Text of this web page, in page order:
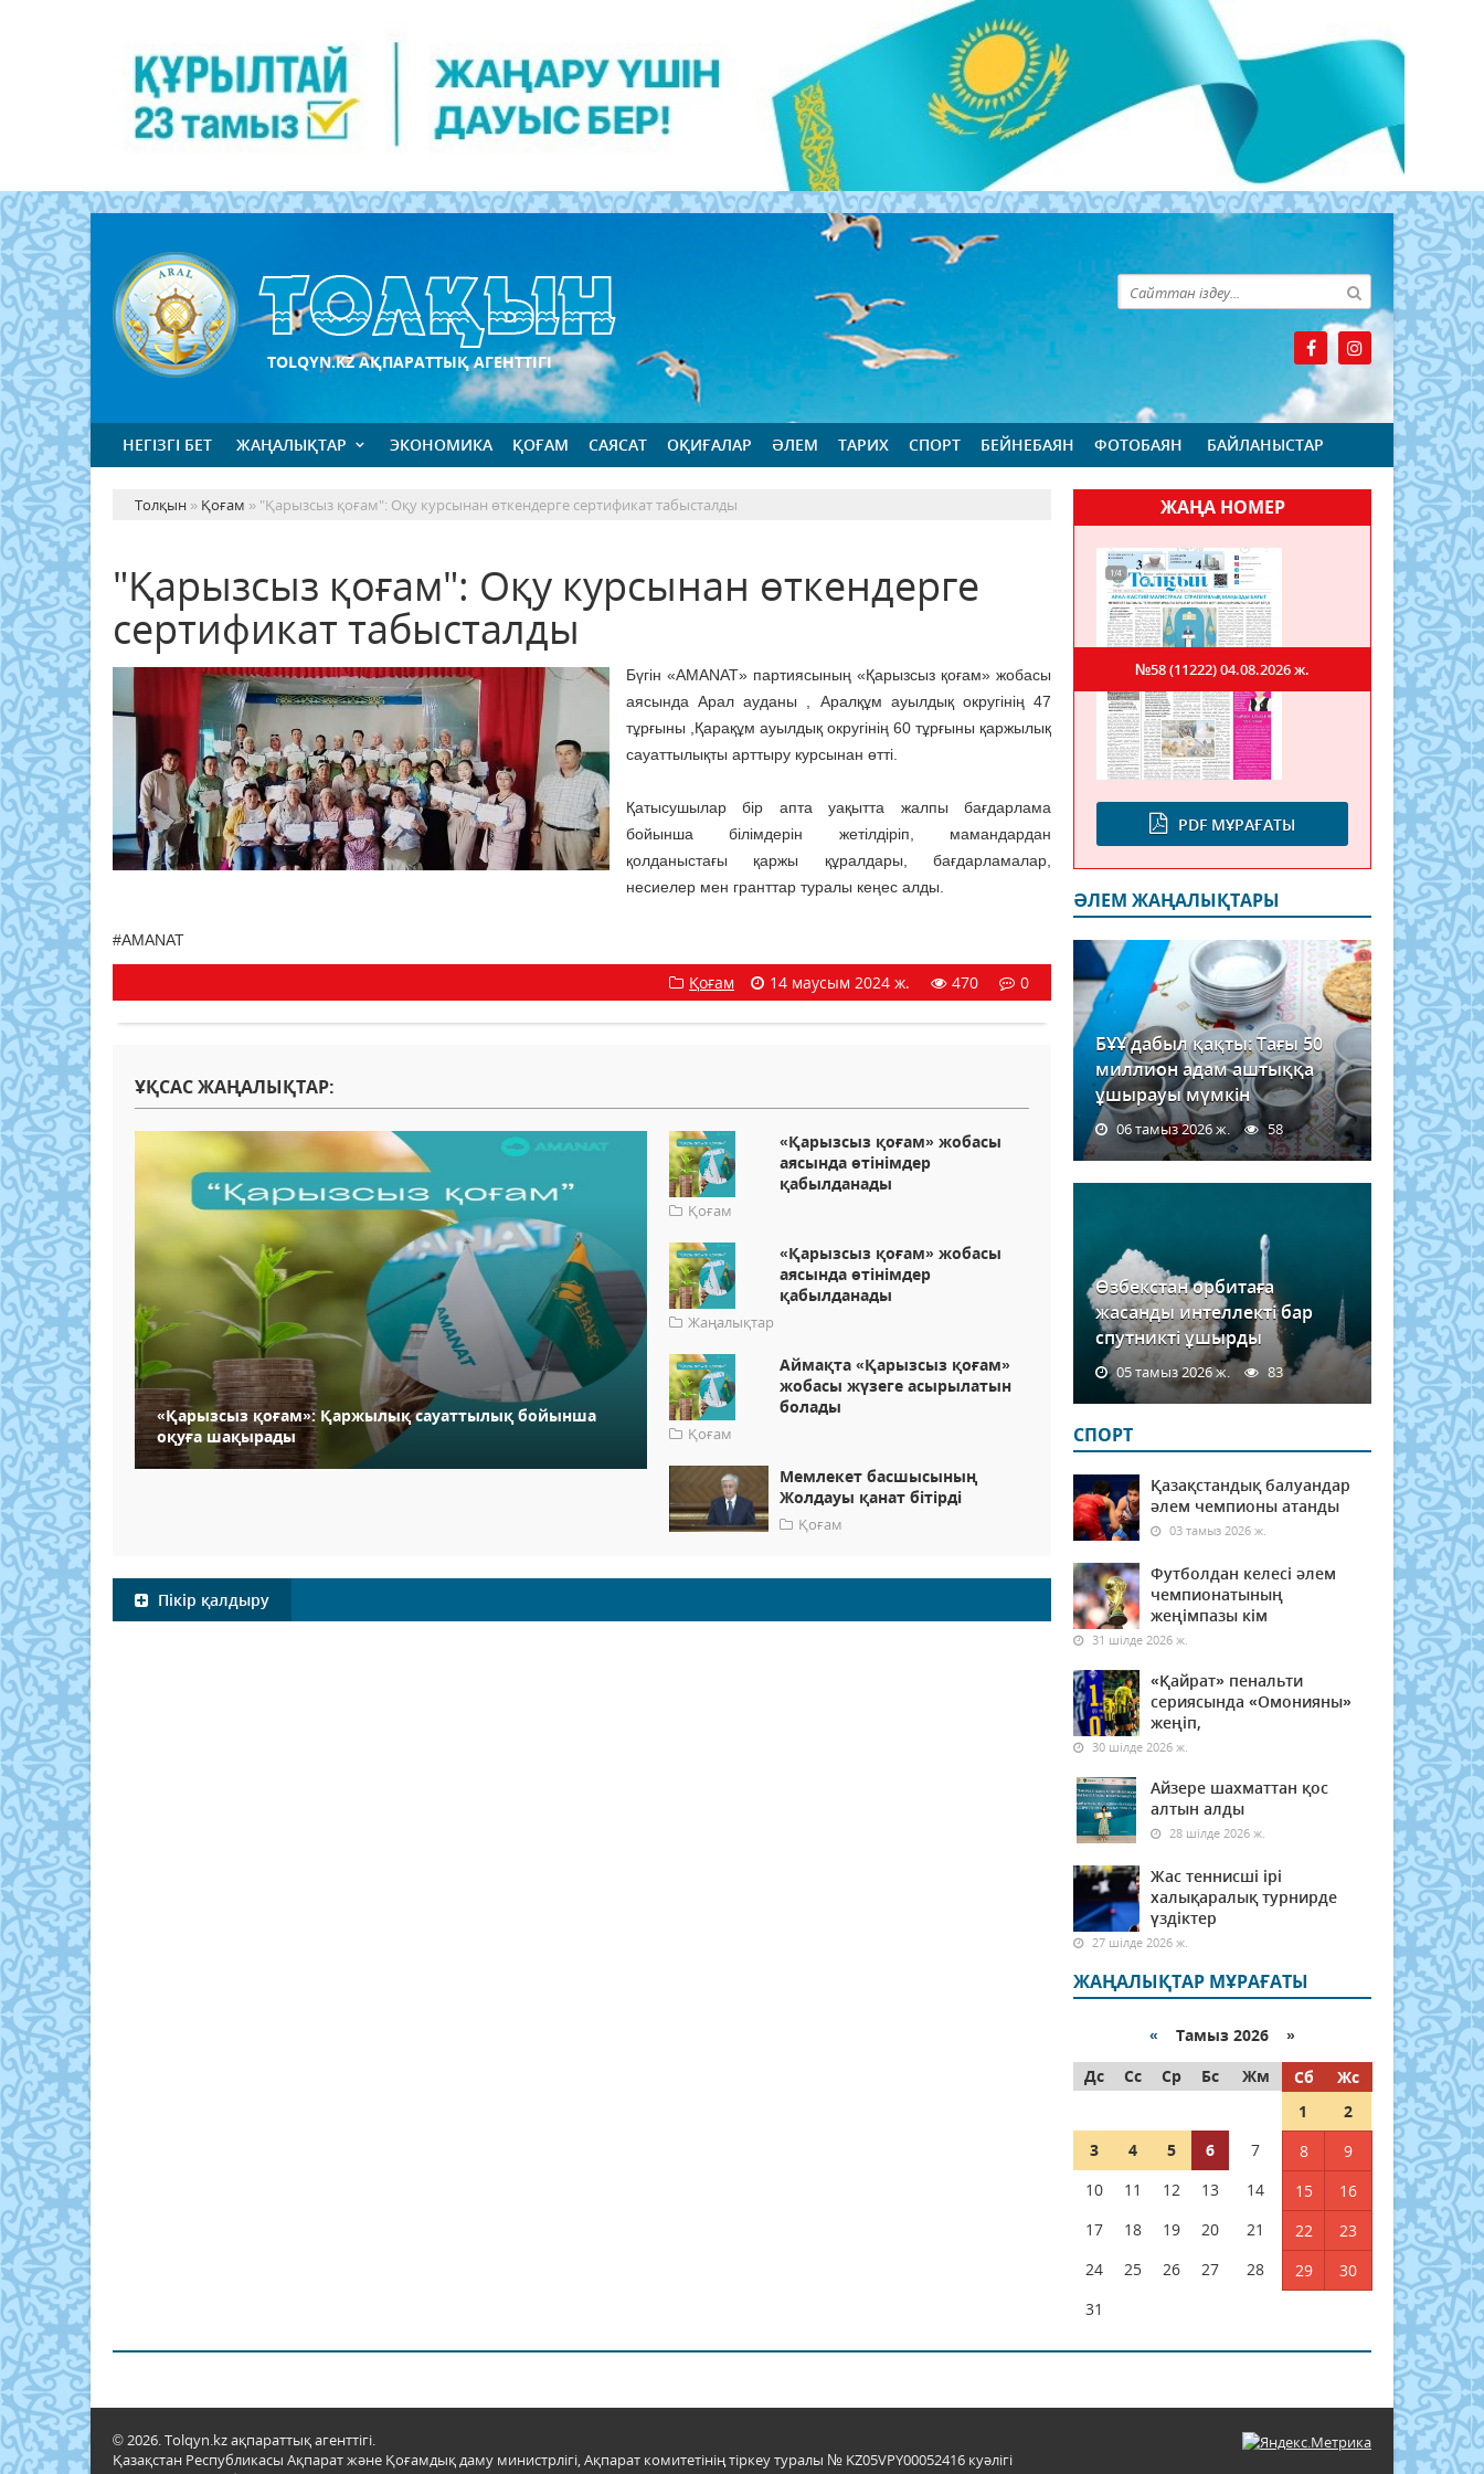
TOLQYN.KZ АҚПАРАТТЫҚ АГЕНТТІГІ
НЕГІЗГІ БЕТ ЖАҢАЛЫҚТАР ЭКОНОМИКА ҚОҒАМ САЯСАТ ОҚИҒАЛАР ӘЛЕМ ТАРИХ СПОРТ БЕЙНЕБАЯН ФОТОБАЯН БАЙЛАНЫСТАР
Толқын » Қоғам » "Қарызсыз қоғам": Оқу курсынан өткендерге сертификат табысталды
"Қарызсыз қоғам": Оқу курсынан өткендерге
сертификат табысталды
Бүгін «AMANAT» партиясының «Қарызсыз қоғам» жобасы
аясында Арал ауданы , Аралқұм ауылдық округінің 47
тұрғыны ,Қарақұм ауылдық округінің 60 тұрғыны қаржылық
сауаттылықты арттыру курсынан өтті.
Қатысушылар бір апта уақытта жалпы бағдарлама
бойынша білімдерін жетілдіріп, мамандардан
қолданыстағы қаржы құралдары, бағдарламалар,
несиелер мен гранттар туралы кеңес алды.
#AMANAT
Қоғам 14 маусым 2024 ж. 470 0
ҰҚСАС ЖАҢАЛЫҚТАР:
«Қарызсыз қоғам»: Қаржылық сауаттылық бойынша
оқуға шақырады
«Қарызсыз қоғам» жобасы
аясында өтінімдер
қабылданады
Қоғам
«Қарызсыз қоғам» жобасы
аясында өтінімдер
қабылданады
Жаңалықтар
Аймақта «Қарызсыз қоғам»
жобасы жүзеге асырылатын
болады
Қоғам
Мемлекет басшысының
Жолдауы қанат бітірді
Қоғам
Пікір қалдыру
ЖАҢА НОМЕР
PDF МҰРАҒАТЫ
№58 (11222)04.08.2026 ж.
ӘЛЕМ ЖАҢАЛЫҚТАРЫ
БҰҰ дабыл қақты: Тағы 50
миллион адам аштыққа
ұшырауы мүмкін
06 тамыз 2026 ж. 58
Өзбекстан орбитаға
жасанды интеллекті бар
спутникті ұшырды
05 тамыз 2026 ж. 83
СПОРТ
Қазақстандық балуандар
әлем чемпионы атанды
03 тамыз 2026 ж.
Футболдан келесі әлем
чемпионатының
жеңімпазы кім
31 шілде 2026 ж.
«Қайрат» пенальти
сериясында «Омонияны»
жеңіп,
30 шілде 2026 ж.
Айзере шахматтан қос
алтын алды
28 шілде 2026 ж.
Жас теннисші ірі
халықаралық турнирде
үздіктер
27 шілде 2026 ж.
ЖАҢАЛЫҚТАР МҰРАҒАТЫ
« Тамыз 2026 »
Дс
Сс Ср Бс Жм Сб
Жс
1
2
3
4 5 6 7 8
9
10
11 12 13 14 15
16
17
18 19 20 21 22
23
24
25 26 27 28 29
30
31
© 2026. Tolqyn.kz ақпараттық агенттігі.
Қазақстан Республикасы Ақпарат және Қоғамдық даму министрлігі, Ақпарат комитетінің тіркеу туралы № KZ05VPY00052416 куәлігі